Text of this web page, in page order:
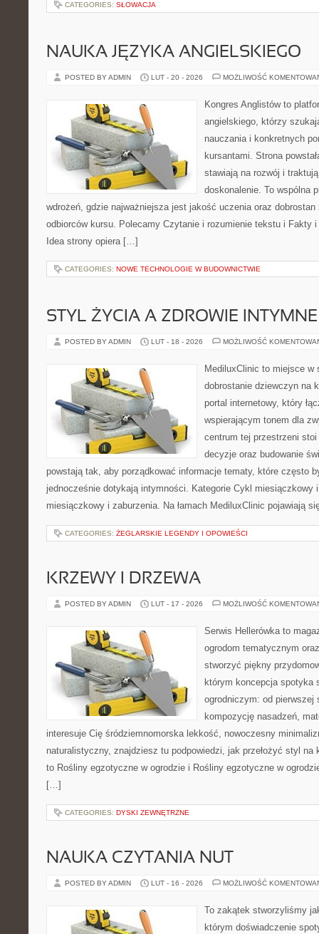
CATEGORIES: SŁOWACJA
NAUKA JĘZYKA ANGIELSKIEGO
POSTED BY ADMIN LUT - 20 - 2026 MOŻLIWOŚĆ
Kongres Anglistów to
angielskiego, którzy
nauczania i konkretnych
kursantami. Strona
stawiają na rozwój i
doskonalenie. To wspólna
wdrożeń, gdzie najważniejsza jest jakość uczenia oraz
odbiorców kursu. Polecamy Czytanie i rozumienie tekstu i Fakty
Idea strony opiera […]
CATEGORIES: NOWE TECHNOLOGIE W BUDOWNICTWIE
STYL ŻYCIA A ZDROWIE INTYMNE
POSTED BY ADMIN LUT - 18 - 2026 MOŻLIWOŚĆ
MediluxClinic to miejsce
dobrostanie dziewczyn na
portal internetowy, który
wspierającym tonem dla
centrum tej przestrzeni
decyzje oraz budowanie
powstają tak, aby porządkować informacje tematy, które często
jednocześnie dotykają intymności. Kategorie Cykl miesiączkowy
miesiączkowy i zaburzenia. Na łamach MediluxClinic pojawiają
CATEGORIES: ŻEGLARSKIE LEGENDY I OPOWIEŚCI
KRZEWY I DRZEWA
POSTED BY ADMIN LUT - 17 - 2026 MOŻLIWOŚĆ
Serwis Hellerówka to
ogrodom tematycznym
stworzyć piękny
którym koncepcja spotyka
ogrodniczym: od pierwszej
kompozycję nasadzeń,
interesuje Cię śródziemnomorska lekkość, nowoczesny
naturalistyczny, znajdziesz tu podpowiedzi, jak przełożyć styl na
to Rośliny egzotyczne w ogrodzie i Rośliny egzotyczne w
[…]
CATEGORIES: DYSKI ZEWNĘTRZNE
NAUKA CZYTANIA NUT
POSTED BY ADMIN LUT - 16 - 2026 MOŻLIWOŚĆ
To zakątek stworzyliśmy
którym doświadczenie